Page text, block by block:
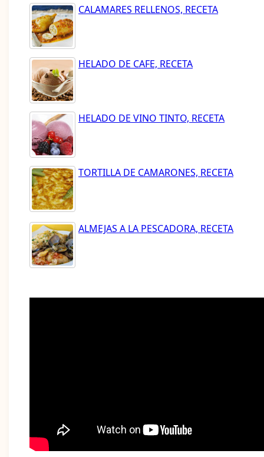
CALAMARES RELLENOS, RECETA
HELADO DE CAFE, RECETA
HELADO DE VINO TINTO, RECETA
TORTILLA DE CAMARONES, RECETA
ALMEJAS A LA PESCADORA, RECETA